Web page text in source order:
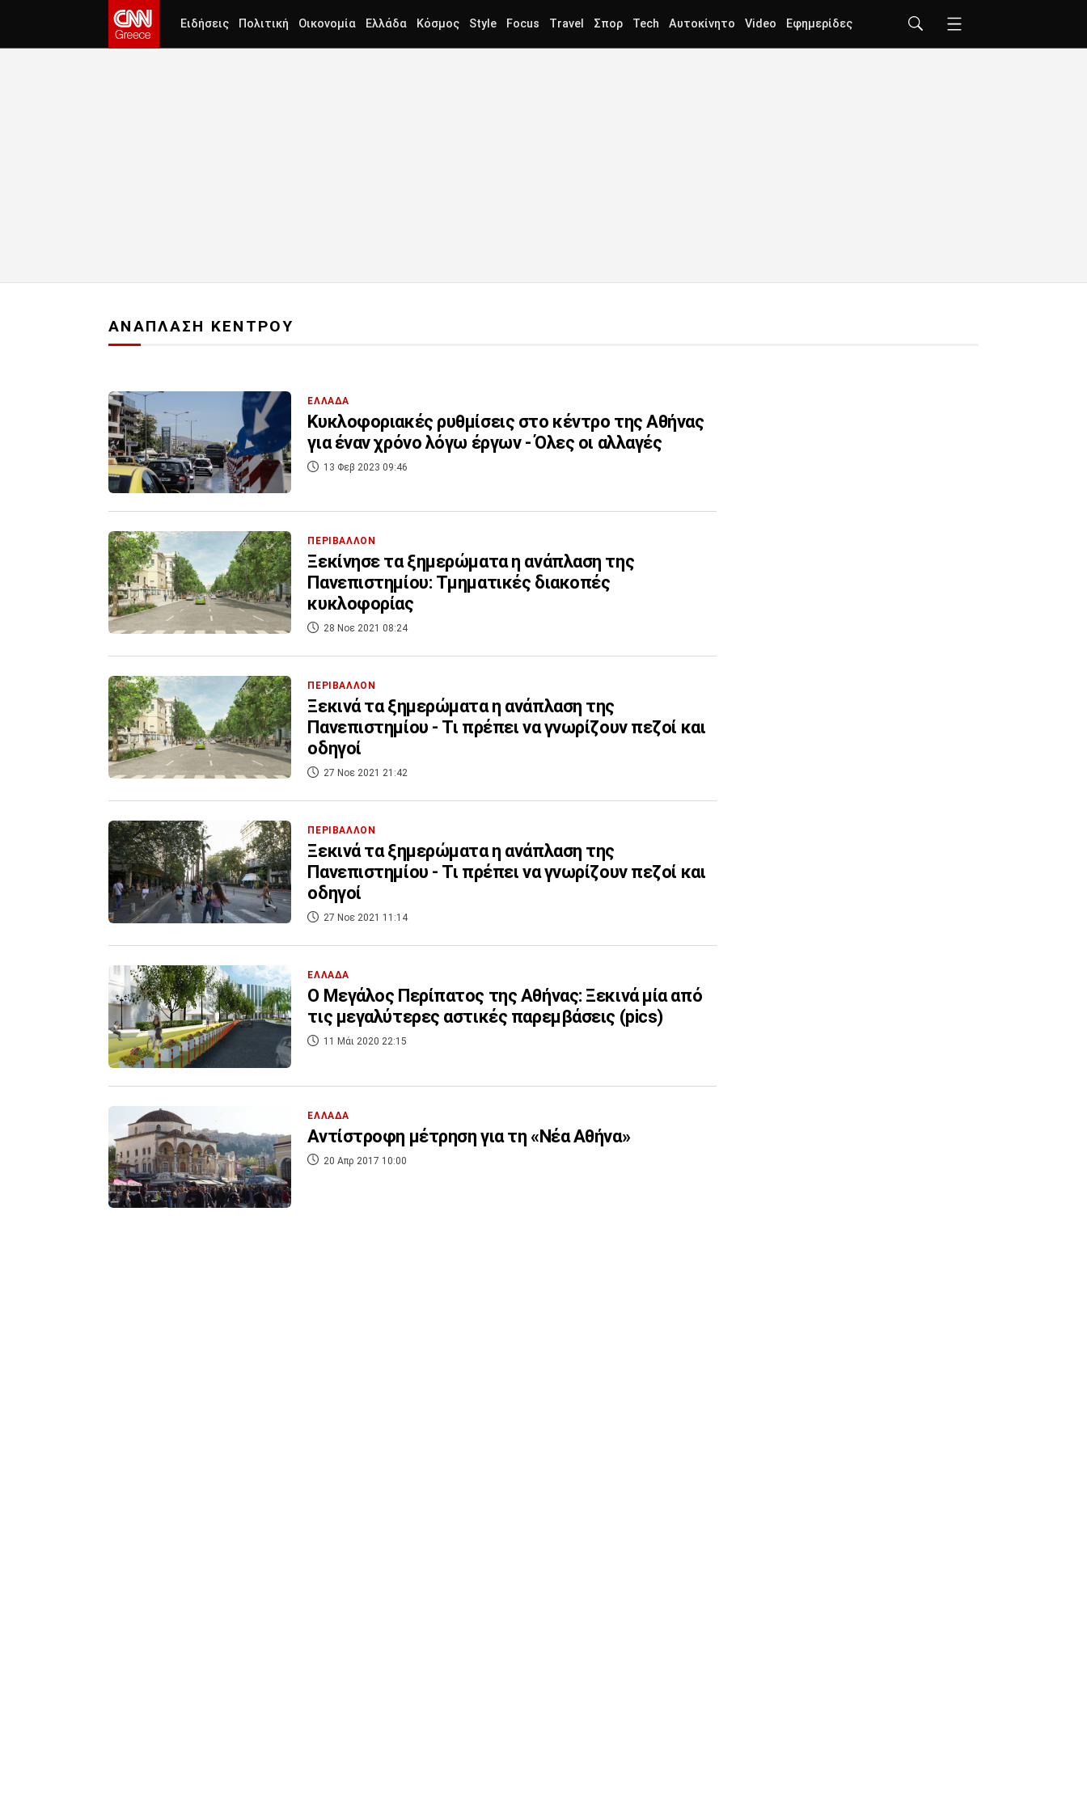
Ειδήσεις Πολιτική Οικονομία Ελλάδα Κόσμος Style Focus Travel Σπορ Tech Αυτοκίνητο Video Εφημερίδες
ΑΝΑΠΛΑΣΗ ΚΕΝΤΡΟΥ
ΕΛΛΑΔΑ
Κυκλοφοριακές ρυθμίσεις στο κέντρο της Αθήνας
για έναν χρόνο λόγω έργων - Όλες οι αλλαγές
13 Φεβ 2023 09:46
ΠΕΡΙΒΑΛΛΟΝ
Ξεκίνησε τα ξημερώματα η ανάπλαση της
Πανεπιστημίου: Τμηματικές διακοπές
κυκλοφορίας
28 Νοε 2021 08:24
ΠΕΡΙΒΑΛΛΟΝ
Ξεκινά τα ξημερώματα η ανάπλαση της
Πανεπιστημίου - Τι πρέπει να γνωρίζουν πεζοί και
οδηγοί
27 Νοε 2021 21:42
ΠΕΡΙΒΑΛΛΟΝ
Ξεκινά τα ξημερώματα η ανάπλαση της
Πανεπιστημίου - Τι πρέπει να γνωρίζουν πεζοί και
οδηγοί
27 Νοε 2021 11:14
ΕΛΛΑΔΑ
O Μεγάλος Περίπατος της Αθήνας: Ξεκινά μία από
τις μεγαλύτερες αστικές παρεμβάσεις (pics)
11 Μάι 2020 22:15
ΕΛΛΑΔΑ
Αντίστροφη μέτρηση για τη «Νέα Αθήνα»
20 Απρ 2017 10:00